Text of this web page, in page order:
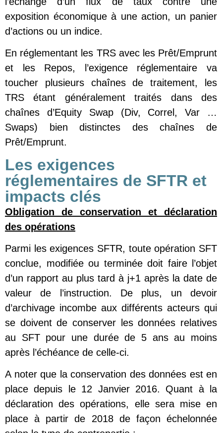
exposition économique à une action, un panier
d’actions ou un indice.
En réglementant les TRS avec les Prêt/Emprunt
et les Repos, l’exigence réglementaire va
toucher plusieurs chaînes de traitement, les
TRS étant généralement traités dans des
chaînes d’Equity Swap (Div, Correl, Var …
Swaps) bien distinctes des chaînes de
Prêt/Emprunt.
Les exigences
réglementaires de SFTR et
impacts clés
Obligation de conservation et déclaration
des opérations
Parmi les exigences SFTR, toute opération SFT
conclue, modifiée ou terminée doit faire l’objet
d’un rapport au plus tard à j+1 après la date de
valeur de l’instruction. De plus, un devoir
d’archivage incombe aux différents acteurs qui
se doivent de conserver les données relatives
au SFT pour une durée de 5 ans au moins
après l’échéance de celle-ci.
A noter que la conservation des données est en
place depuis le 12 Janvier 2016. Quant à la
déclaration des opérations, elle sera mise en
place à partir de 2018 de façon échelonnée